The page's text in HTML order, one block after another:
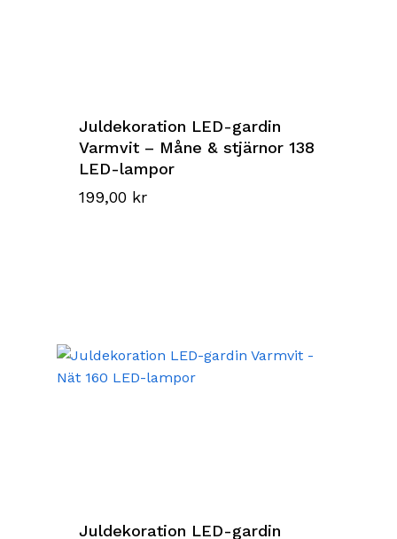
Juldekoration LED-gardin
Varmvit – Måne & stjärnor 138
LED-lampor
199,00 kr
Juldekoration LED-gardin